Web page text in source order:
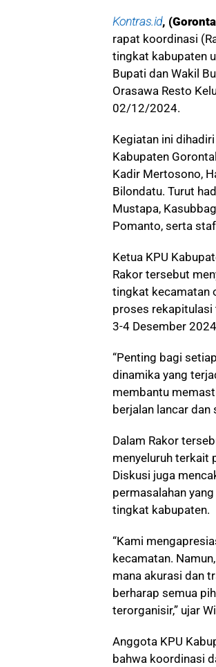
Kontras.id,
rapat koordinasi
tingkat kabupaten
Bupati dan Wakil
Orasawa Resto
02/12/2024.
Kegiatan ini
Kabupaten
Kadir Mertosono,
Bilondatu. Turut
Mustapa,
Pomanto, serta
Ketua KPU
Rakor tersebut
tingkat kecamatan
proses
3-4 Desember
“Penting bagi
dinamika yang
membantu
berjalan lancar dan
Dalam Rakor
menyeluruh terkait
Diskusi juga
permasalahan
tingkat kabupaten.
“Kami
kecamatan.
mana akurasi dan
berharap semua
terorganisir,” ujar
Anggota KPU
bahwa koordinasi